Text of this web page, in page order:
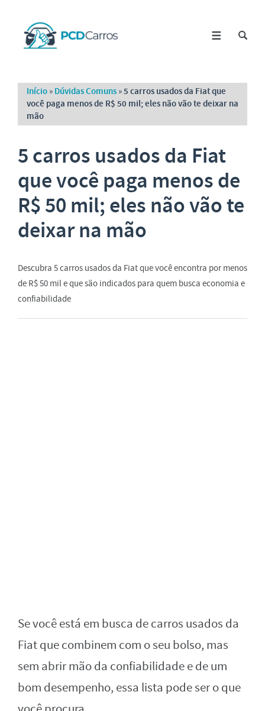
Início » Dúvidas Comuns »5 carros usados da Fiat que
você paga menos de R$ 50 mil; eles não vão te deixar na
mão
5 carros usados da Fiat
que você paga menos de
R$ 50 mil; eles não vão te
deixar na mão
Descubra 5 carros usados da Fiat que você encontra por menos
de R$ 50 mil e que são indicados para quem busca economia e
confiabilidade
Se você está em busca de carros usados da
Fiat que combinem com o seu bolso, mas
sem abrir mão da confiabilidade e de um
bom desempenho, essa lista pode ser o que